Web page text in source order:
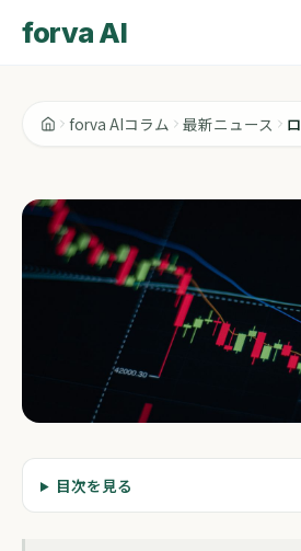
forva AI
forva AIコラム 最新ニュース
最新ニュース
ロボット動画生成AIが市
目次を見る